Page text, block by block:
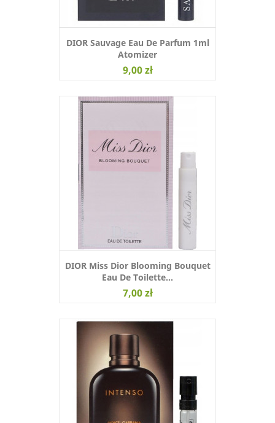
DIOR Sauvage Eau De Parfum 1ml
Atomizer
9,00 zł
DIOR Miss Dior Blooming Bouquet
Eau De Toilette...
7,00 zł